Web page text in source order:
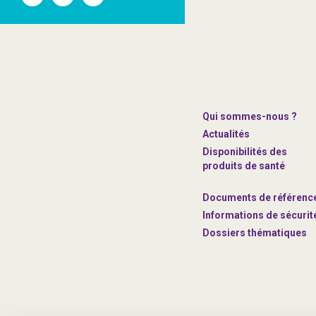
l'ANSM
Twitter
l'ANSM
Youtube
l'ANSM
Linkedin
Qui sommes-nous ?
Actualités
Disponibilités des
produits de santé
Documents de
Informations de
Dossiers thématiques